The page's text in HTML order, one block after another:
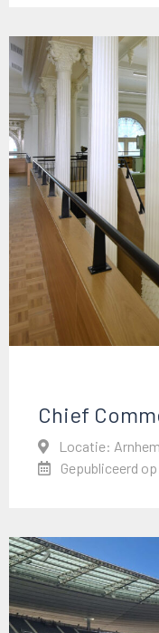
Chief
Locatie: Arnhem
Gepubliceerd